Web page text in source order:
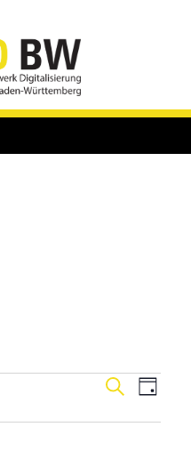
Suche
SucheTag